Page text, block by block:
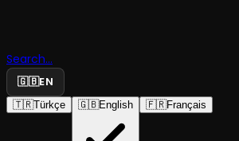
Search...
🇬🇧EN
🇹🇷Türkçe 🇬🇧English 🇫🇷Français